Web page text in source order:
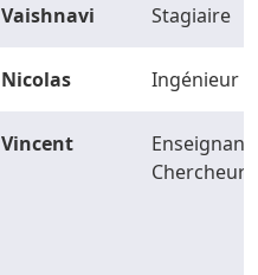
Vaishnavi Stagiaire
Nicolas Ingénieur
Vincent
Enseignant-
Chercheur